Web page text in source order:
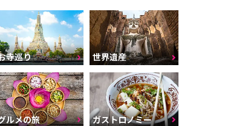
寺巡り 世界遺産
ルメの旅 ガストロノミー